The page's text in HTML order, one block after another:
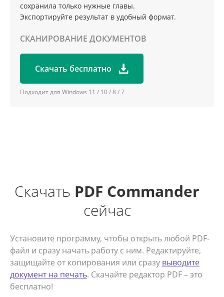
сохранила только нужные главы.
Экспортируйте результат в удобный формат.
СКАНИРОВАНИЕ ДОКУМЕНТОВ
Скачать бесплатно
Подходит для Windows 11 / 10 / 8 / 7
Скачать PDF Commander
сейчас
Установите программу, чтобы открыть любой PDF-
файл и сразу начать работу с ним. Редактируйте,
защищайте от копирования или сразу выводите
документ на печать. Скачайте редактор PDF – это
бесплатно!